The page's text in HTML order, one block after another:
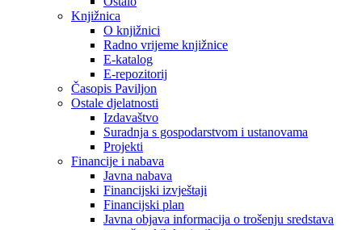
Knjižnica
O knjižnici
Radno vrijeme knjižnice
E-katalog
E-repozitorij
Časopis Paviljon
Ostale djelatnosti
Izdavaštvo
Suradnja s gospodarstvom i ustanovama
Projekti
Financije i nabava
Javna nabava
Financijski izvještaji
Financijski plan
Javna objava informacija o trošenju sredstava